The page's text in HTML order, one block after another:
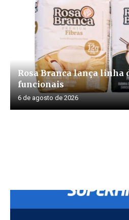
Rosa Branca lança linha
funcionais
6 de agosto de 2026